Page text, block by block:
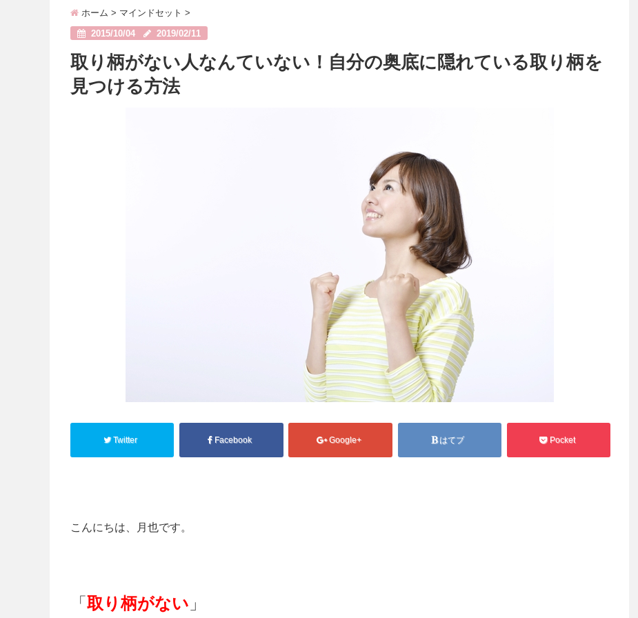
ホーム > マインドセット >
2015/10/04
2019/02/11
取り柄がない人なんていない！自分の奥底に隠れている取り柄を
見つける方法
Twitter Facebook Google+ はてブ Pocket
こんにちは、月也です。
「取り柄がない 」